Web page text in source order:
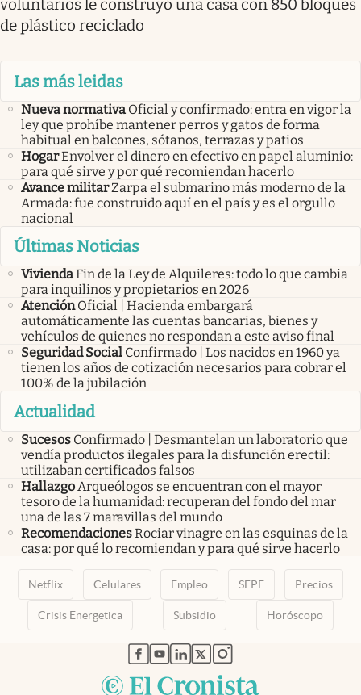
voluntarios le construyó una casa con 850 bloques
de plástico reciclado
Las más leidas
Nueva normativa Oficial y confirmado: entra en vigor la
ley que prohíbe mantener perros y gatos de forma
habitual en balcones, sótanos, terrazas y patios
HogarEnvolver el dinero en efectivo en papel aluminio:
para qué sirve y por qué recomiendan hacerlo
Avance militarZarpa el submarino más moderno de la
Armada: fue construido aquí en el país y es el orgullo
nacional
Últimas Noticias
ViviendaFin de la Ley de Alquileres: todo lo que cambia
para inquilinos y propietarios en 2026
Atención Oficial | Hacienda embargará
automáticamente las cuentas bancarias, bienes y
vehículos de quienes no respondan a este aviso final
Seguridad Social Confirmado | Los nacidos en 1960 ya
tienen los años de cotización necesarios para cobrar el
100% de la jubilación
Actualidad
Sucesos Confirmado | Desmantelan un laboratorio que
vendía productos ilegales para la disfunción erectil:
utilizaban certificados falsos
HallazgoArqueólogos se encuentran con el mayor
tesoro de la humanidad: recuperan del fondo del mar
una de las 7 maravillas del mundo
RecomendacionesRociar vinagre en las esquinas de la
casa: por qué lo recomiendan y para qué sirve hacerlo
Netflix Celulares Empleo SEPE Precios
Crisis Energetica Subsidio Horóscopo
abre en nueva pestaña
abre en nueva pestaña
abre en nueva pestaña
abre en nueva pestaña
abre en nueva pestaña